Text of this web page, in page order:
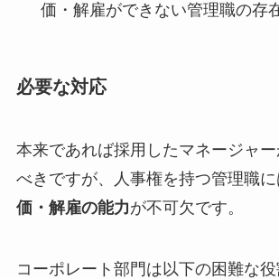
価・解雇ができない管理職の存
必要な対応
本来であれば採用したマネージャ
べきですが、人事権を持つ管理職に
価・解雇の能力が不可欠です。
コーポレート部門は以下の困難な